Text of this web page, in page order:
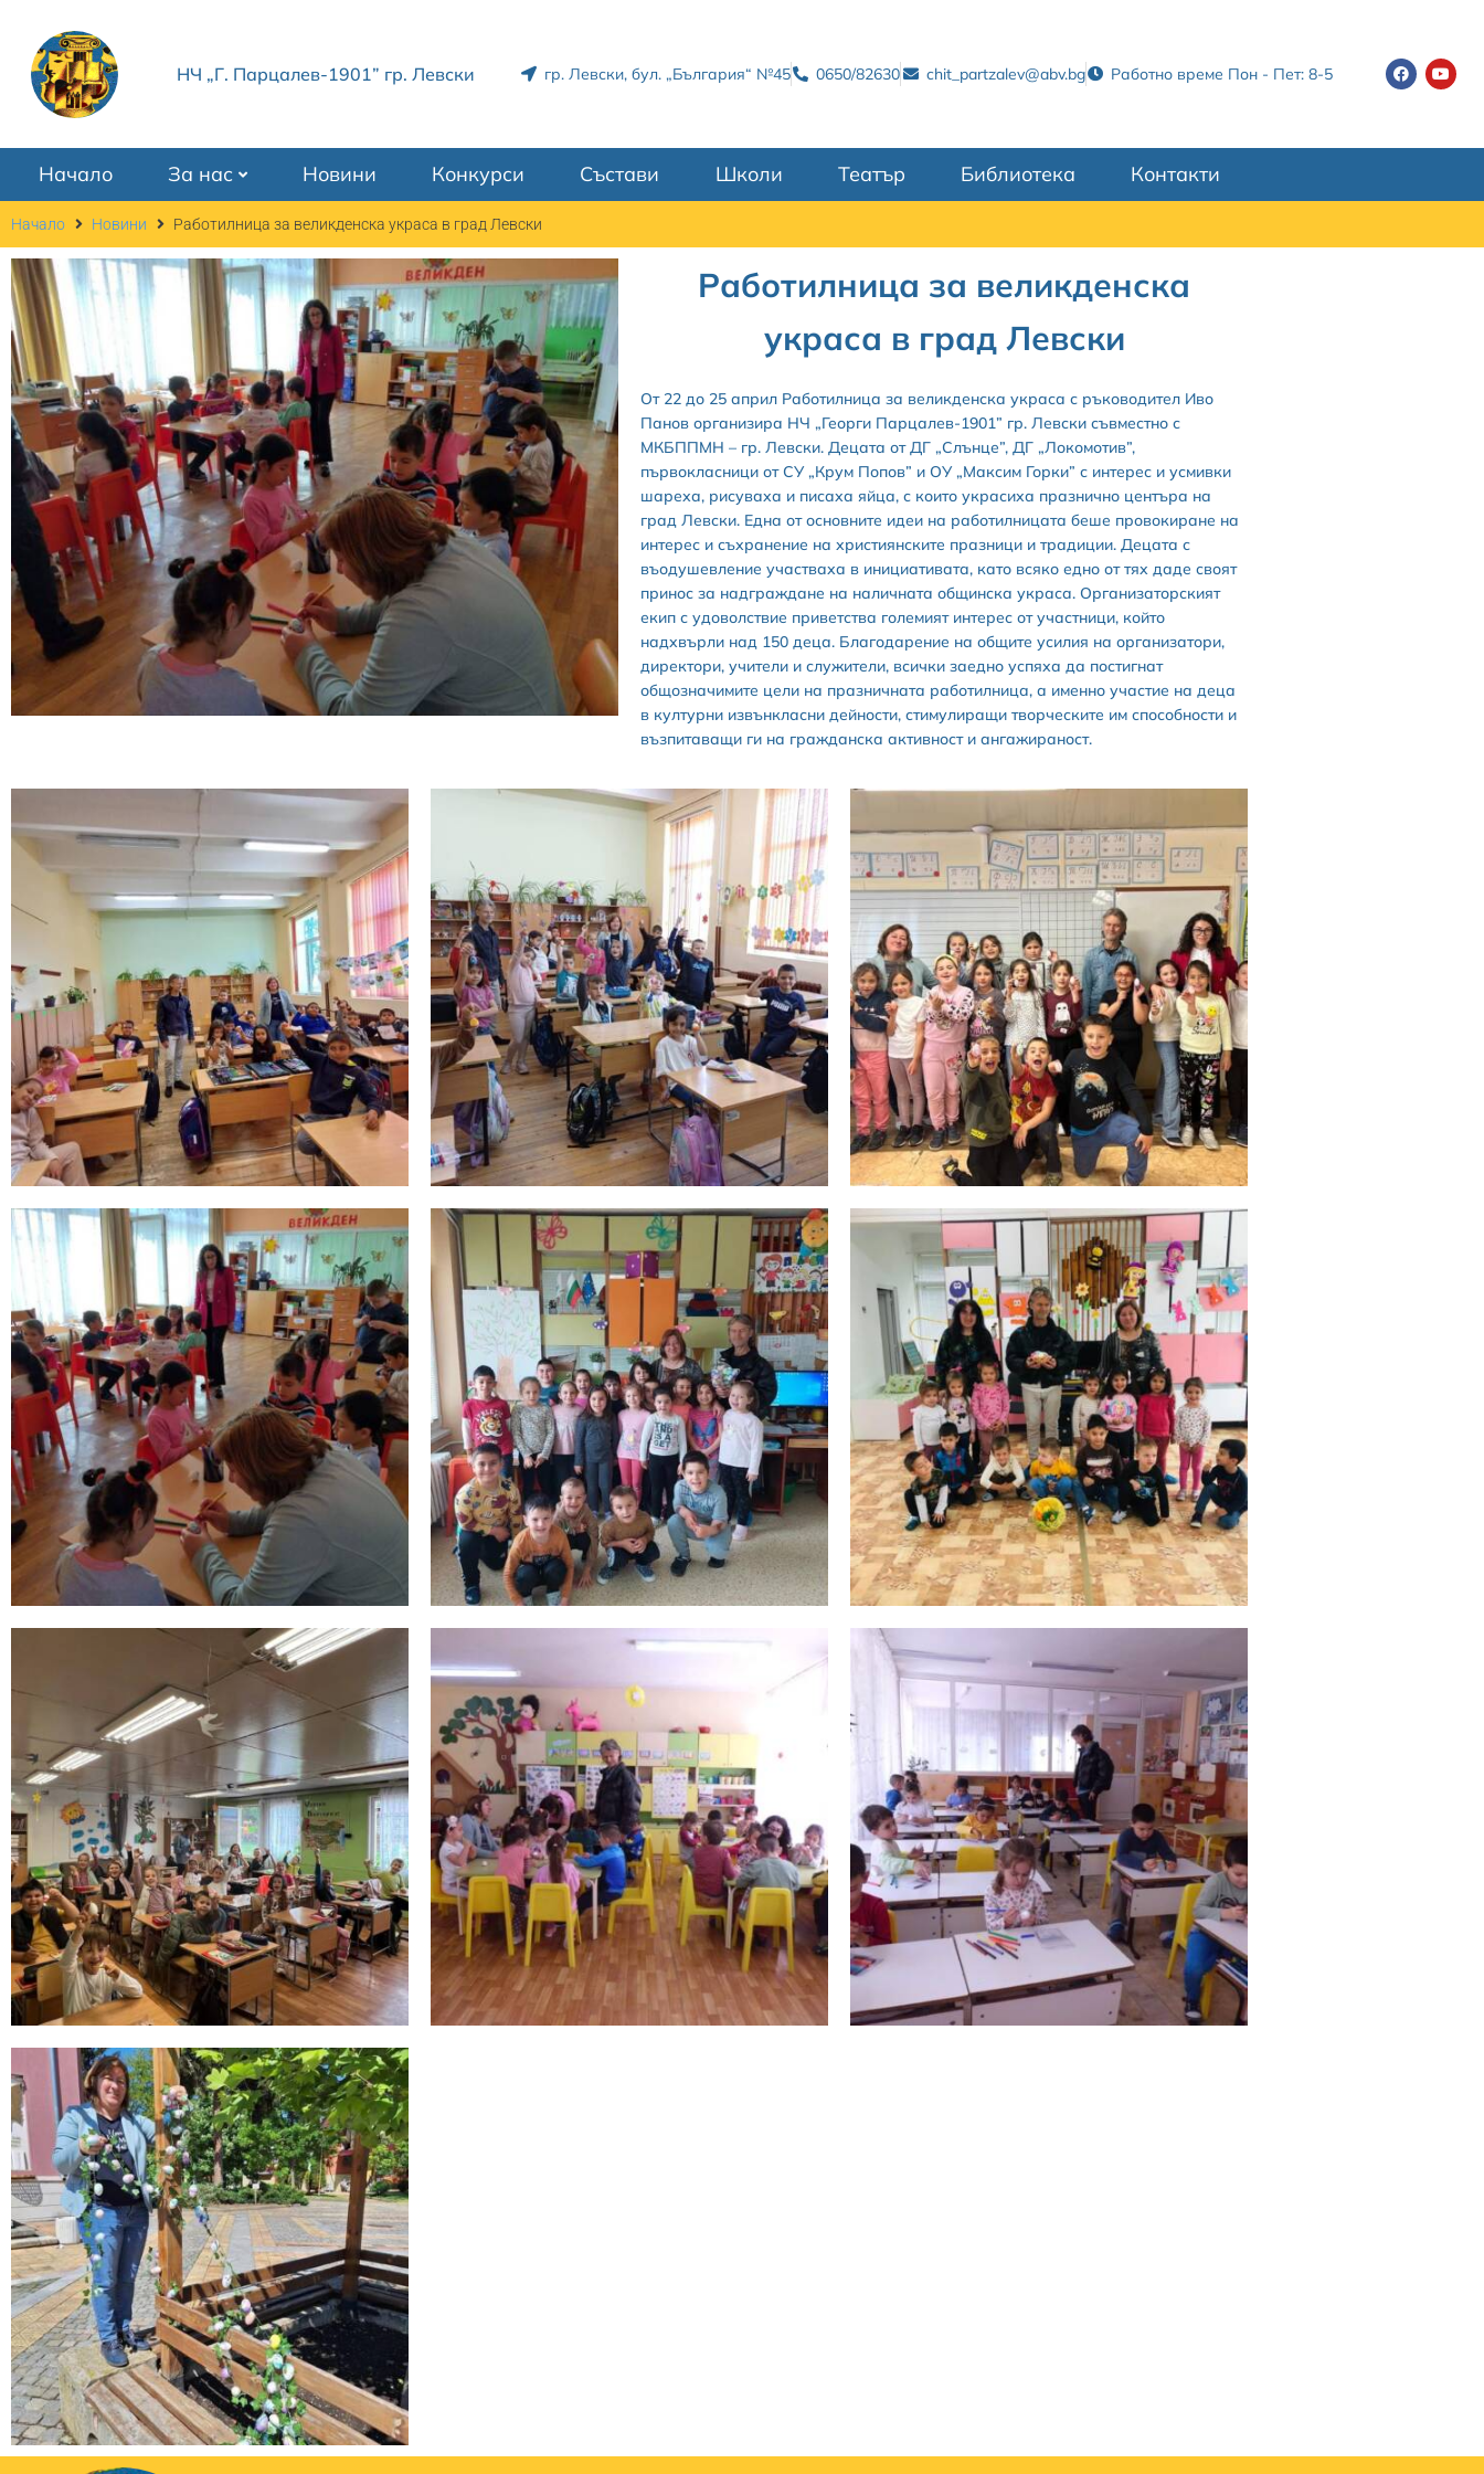
НЧ „Г. Парцалев-1901” гр. Левски гр. Левски, бул. „България“ №45 0650/82630 chit_partzalev@abv.bg Работно време Пон - Пет: 8-5
Начало За нас Новини Конкурси Състави Школи Театър Библиотека Контакти
Начало Новини Работилница за великденска украса в град Левски
Работилница за великденска
украса в град Левски
От 22 до 25 април Работилница за великденска украса с ръководител Иво
Панов организира НЧ „Георги Парцалев-1901” гр. Левски съвместно с
МКБППМН – гр. Левски. Децата от ДГ „Слънце”, ДГ „Локомотив”,
първокласници от СУ „Крум Попов” и ОУ „Максим Горки” с интерес и усмивки
шареха, рисуваха и писаха яйца, с които украсиха празнично центъра на
град Левски. Една от основните идеи на работилницата беше провокиране на
интерес и съхранение на християнските празници и традиции. Децата с
въодушевление участваха в инициативата, като всяко едно от тях даде своят
принос за надграждане на наличната общинска украса. Организаторският
екип с удоволствие приветства големият интерес от участници, който
надхвърли над 150 деца. Благодарение на общите усилия на организатори,
директори, учители и служители, всички заедно успяха да постигнат
общозначимите цели на празничната работилница, а именно участие на деца
в културни извънкласни дейности, стимулиращи творческите им способности и
възпитаващи ги на гражданска активност и ангажираност.